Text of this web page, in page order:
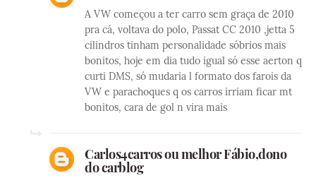
A VW começou a ter carro sem graça de 2010
pra cá, voltava do polo, Passat CC 2010 ,jetta 5
cilindros tinham personalidade sóbrios mais
bonitos, hoje em dia tudo igual só esse aerton q
curti DMS, só mudaria l formato dos farois da
VW e parachoques q os carros irriam ficar mt
bonitos, cara de gol n vira mais
Carlos4carros ou melhor Fábio,dono
do carblog